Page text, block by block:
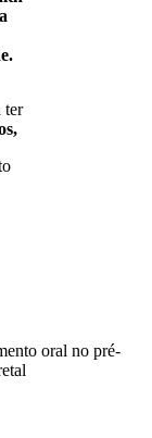
ter
oral no pré-